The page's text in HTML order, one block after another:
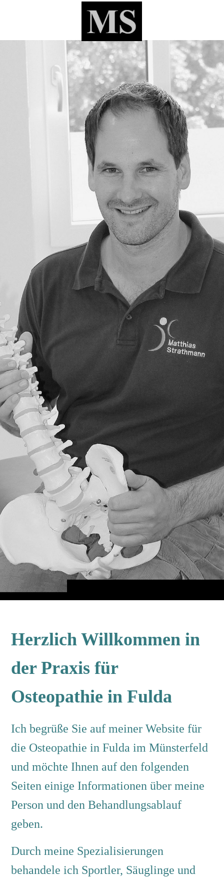
Herzlich Willkommen in
der Praxis für
Osteopathie in Fulda
Ich begrüße Sie auf meiner Website für
die Osteopathie in Fulda im Münsterfeld
und möchte Ihnen auf den folgenden
Seiten einige Informationen über meine
Person und den Behandlungsablauf
geben.
Durch meine Spezialisierungen
behandele ich Sportler, Säuglinge und